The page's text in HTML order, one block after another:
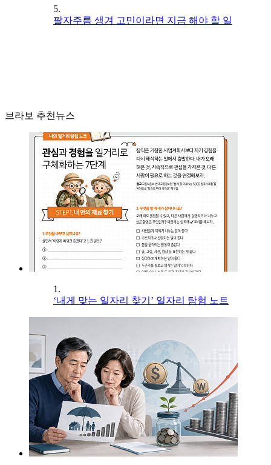
5.
팔자주름 생겨 고민이라면 지금 해야 할 일
브라보 추천뉴스
1.
‘내게 맞는 일자리 찾기’ 일자리 탐험 노트